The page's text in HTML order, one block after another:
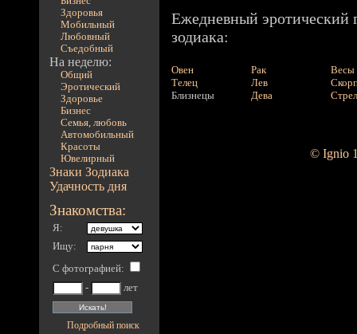
Здоровья
Мобильный
Любовный
Съедобный
На неделю:
Общий
Эротический
Здоровье
Бизнес
Семья, любовь
Автомобильный
Красоты
Ювелирный
Знаки Зодиака
Удачность дня
Знакомства:
Я:
Ищу:
С фотографией:
-
лет
Подробный поиск
Ежедневный эротический
зодиака:
Овен
Телец
Близнецы
Рак
Лев
Дева
Весы
© Ignio